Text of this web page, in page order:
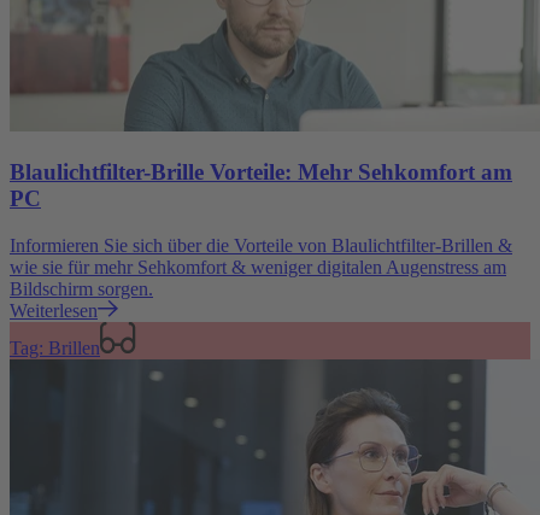
Blaulichtfilter-Brille Vorteile: Mehr Sehkomfort am
PC
Informieren Sie sich über die Vorteile von Blaulichtfilter-Brillen &
wie sie für mehr Sehkomfort & weniger digitalen Augenstress am
Bildschirm sorgen.
Weiterlesen
Tag: Brillen